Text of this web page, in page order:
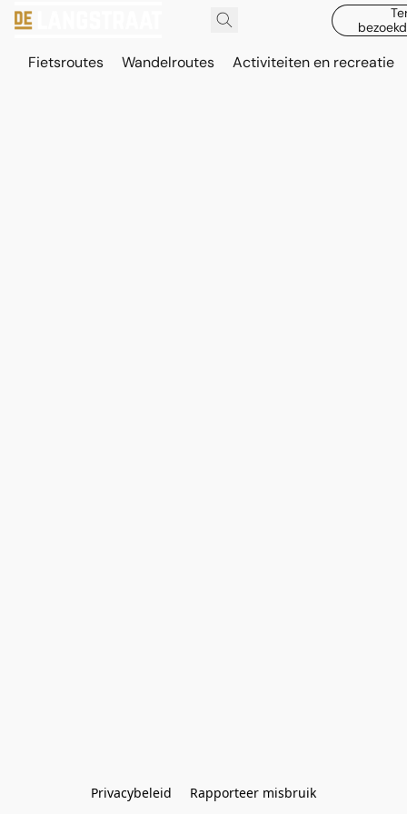
Fietsroutes Wandelroutes Activiteiten en recreatie
Privacybeleid Rapporteer misbruik